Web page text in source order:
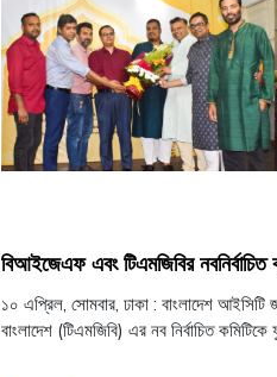
বিআইজেএফ এবং টিএমজিবির নবনির্বাচিত
১০ এপ্রিল, সোমবার, ঢাকা : বাংলাদেশ আইসিটি
বাংলাদেশ (টিএমজিবি) এর নব নির্বাচিত